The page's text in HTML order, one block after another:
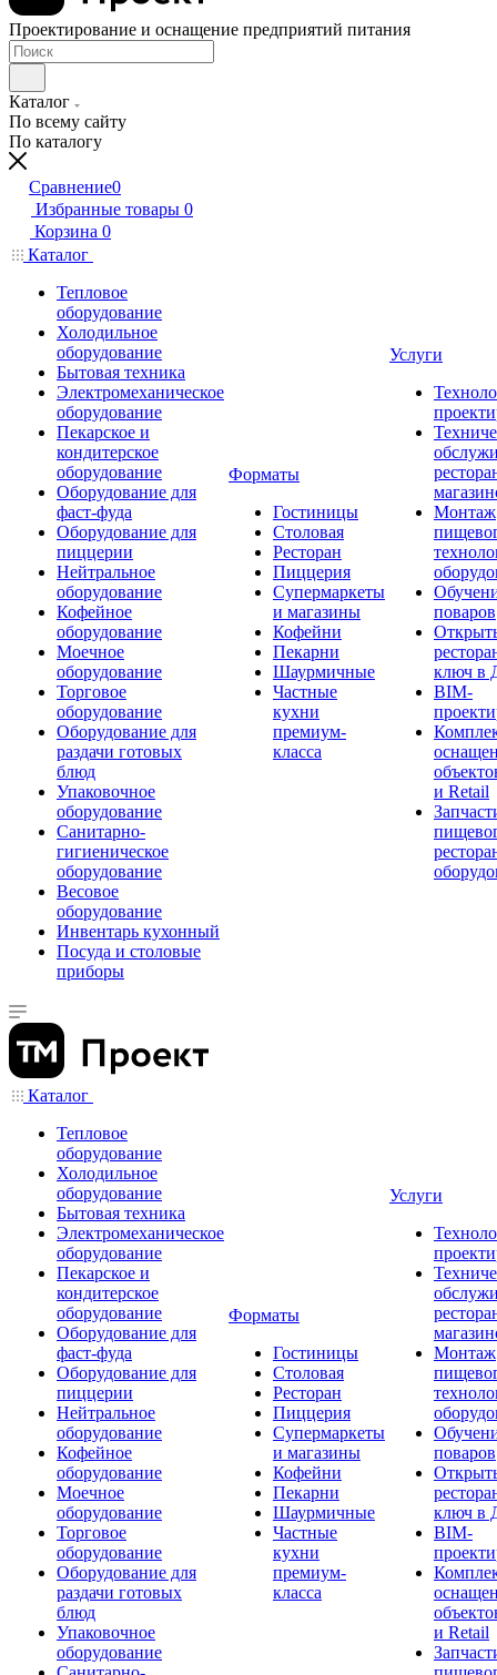
Проектирование и оснащение предприятий питания
Каталог
По всему сайту
По каталогу
Сравнение0
Избранные товары 0
Корзина 0
Каталог
Тепловое
оборудование
Холодильное
оборудование
Бытовая техника
Электромеханическое
оборудование
Пекарское и
кондитерское
оборудование
Оборудование для
фаст-фуда
Оборудование для
пиццерии
Нейтральное
оборудование
Кофейное
оборудование
Моечное
оборудование
Торговое
оборудование
Оборудование для
раздачи готовых
блюд
Упаковочное
оборудование
Санитарно-
гигиеническое
оборудование
Весовое
оборудование
Инвентарь кухонный
Посуда и столовые
приборы
Форматы
Гостиницы
Столовая
Ресторан
Пиццерия
Супермаркеты
и магазины
Кофейни
Пекарни
Шаурмичные
Частные
кухни
премиум-
класса
Услуги
Монтаж
поваров
ключ в
BIM-
и Retail
Каталог
Тепловое
оборудование
Холодильное
оборудование
Бытовая техника
Электромеханическое
оборудование
Пекарское и
кондитерское
оборудование
Оборудование для
фаст-фуда
Оборудование для
пиццерии
Нейтральное
оборудование
Кофейное
оборудование
Моечное
оборудование
Торговое
оборудование
Оборудование для
раздачи готовых
блюд
Упаковочное
оборудование
Форматы
Гостиницы
Столовая
Ресторан
Пиццерия
Супермаркеты
и магазины
Кофейни
Пекарни
Шаурмичные
Частные
кухни
премиум-
класса
Услуги
Монтаж
поваров
ключ в
BIM-
и Retail